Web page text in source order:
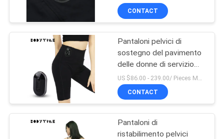
DI
QUALITÀ
CONTATTICI
NOTIZIA
l'ente adatto
CONTACT
Pantaloni pelvici di
sostegno del pavimento
delle donne di servizio
dell'OEM che
dimagriscono i pantaloni
di allenamento
CONTACT
Pantaloni di
ristabilimento pelvici